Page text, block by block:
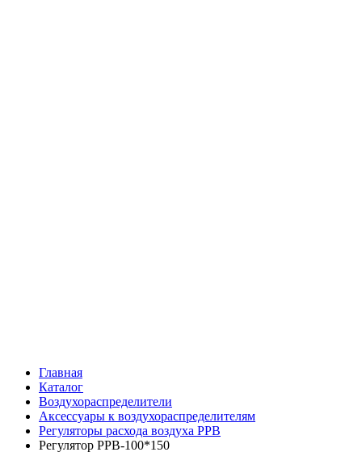
Главная
Каталог
Воздухораспределители
Аксессуары к воздухораспределителям
Регуляторы расхода воздуха РРВ
Регулятор РРВ-100*150